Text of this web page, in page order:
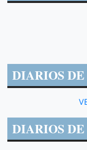
DIARIOS
DIARIOS